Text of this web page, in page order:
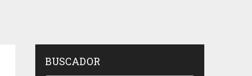
BUSCADOR